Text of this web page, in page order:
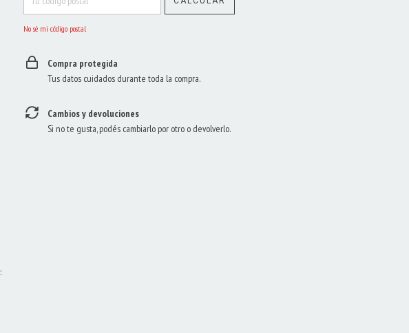
No sé mi código postal
Compra protegida
Tus datos cuidados durante toda la compra.
Cambios y devoluciones
Si no te gusta, podés cambiarlo por otro o devolverlo.